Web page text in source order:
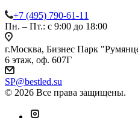
+7 (495) 790-61-11
Пн. – Пт.: с 9:00 до 18:00
г.Москва, Бизнес Парк
6 этаж, оф. 607Г
SP@bestled.su
© 2026 Все права защищены.